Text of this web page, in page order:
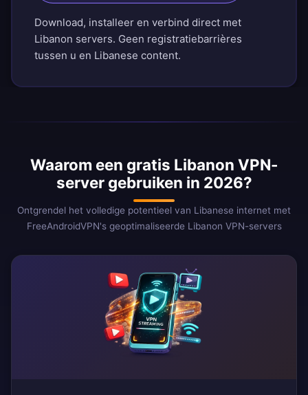
Download, installeer en verbind direct met
Libanon servers. Geen registratiebarrières
tussen u en Libanese content.
Waarom een gratis Libanon VPN-
server gebruiken in 2026?
Ontgrendel het volledige potentieel van Libanese internet met
FreeAndroidVPN's geoptimaliseerde Libanon VPN-servers